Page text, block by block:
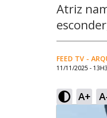
Atriz
FEED TV -
11/11/2025 -
A+